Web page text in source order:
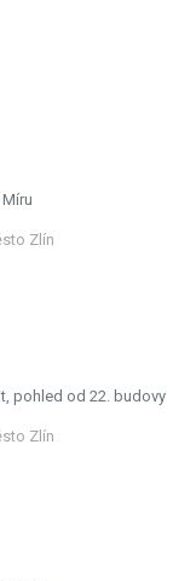
Zlín
pohled od 22. budovy
Zlín